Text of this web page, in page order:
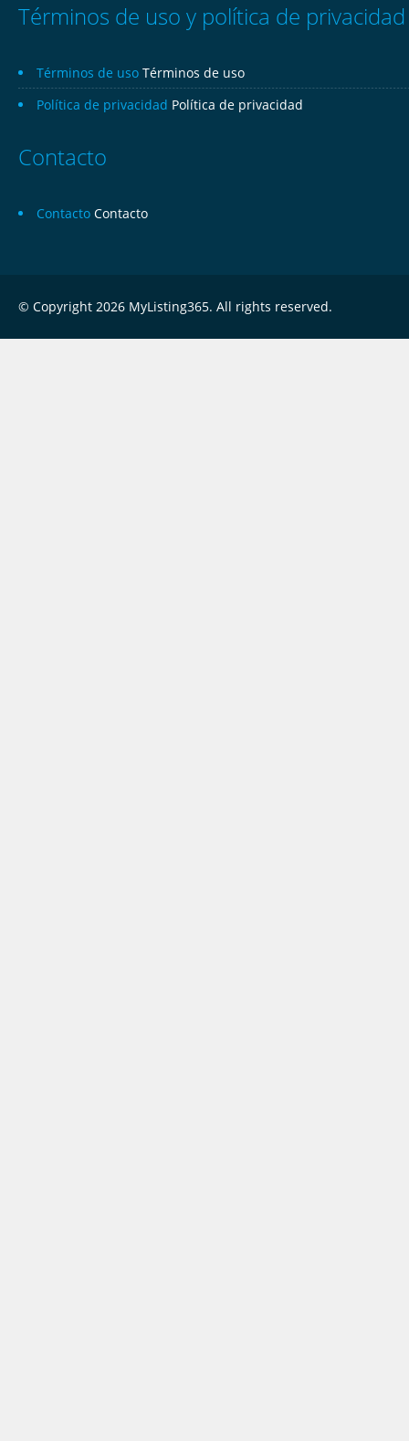
Términos de uso y política de privacidad
Términos de uso Términos de uso
Política de privacidad Política de privacidad
Contacto
Contacto Contacto
© Copyright 2026 MyListing365. All rights reserved.